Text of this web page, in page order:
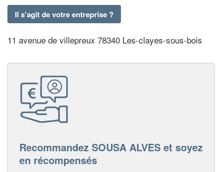
Il s'agit de votre entreprise ?
11 avenue de villepreux 78340 Les-clayes-sous-bois
Recommandez SOUSA ALVES et soyez
en récompensés